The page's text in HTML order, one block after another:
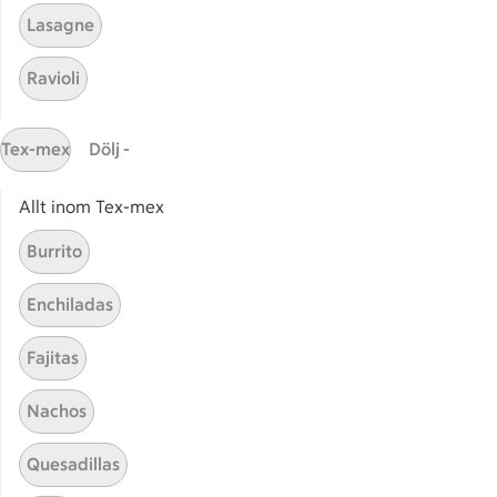
Relaterade kategorier
Wok fläsk
Glutenfri wok
Sidfot
Start
Få snabbt svar
FAQ
Kundservice
Kontakta oss
Lasagne
Ravioli
Tex-mex Dölj -
Allt inom Tex-mex
Burrito
Enchiladas
Fajitas
Nachos
Quesadillas